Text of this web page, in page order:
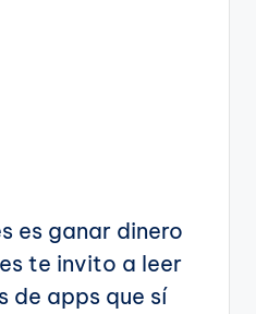
es ganar dinero
te invito a leer
de apps que sí